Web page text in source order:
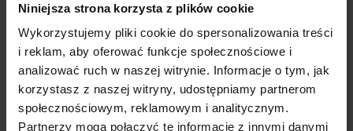
Niniejsza strona korzysta z plików cookie
Wykorzystujemy pliki cookie do spersonalizowania treści
i reklam, aby oferować funkcje społecznościowe i
analizować ruch w naszej witrynie. Informacje o tym, jak
korzystasz z naszej witryny, udostępniamy partnerom
społecznościowym, reklamowym i analitycznym.
Partnerzy mogą połączyć te informacje z innymi danymi
Skład Bawełna 100%